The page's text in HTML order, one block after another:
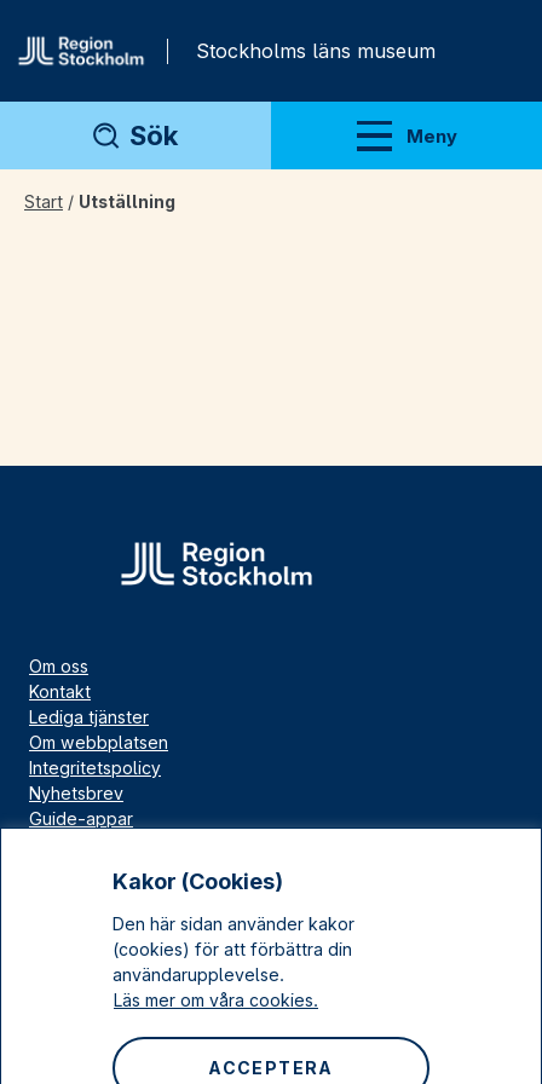
Kakor (Cookies)
Den här sidan använder kakor
(cookies) för att förbättra din
användarupplevelse.
Läs mer om våra cookies.
ACCEPTERA
Stockholms läns museum
Sök Meny
Visa meny
Start / Utställning
Om oss
Kontakt
Lediga tjänster
Om webbplatsen
Integritetspolicy
Nyhetsbrev
Guide-appar
Kulturarv Stockholm
Sociala medier
Instagram